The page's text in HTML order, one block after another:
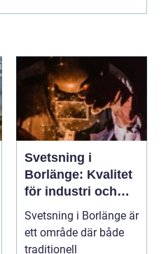
Svetsning i
Borlänge: Kvalitet
för industri och
konstruktion
Svetsning i Borlänge är
ett område där både
traditionell